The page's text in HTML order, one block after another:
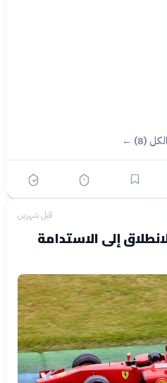
(8) ←
قبل شهرين
1: من الانطلاق إلى الاستدامة